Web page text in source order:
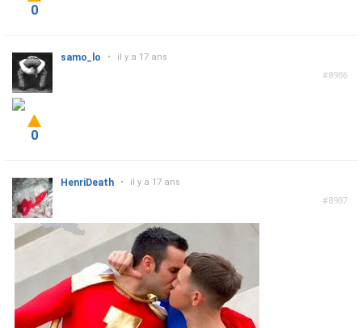
0
#8986
samo_lo • il y a 17 ans
0
#8987
HenriDeath • il y a 17 ans